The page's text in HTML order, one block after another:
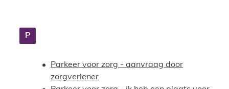
P
Parkeer voor zorg - aanvraag door
zorgverlener